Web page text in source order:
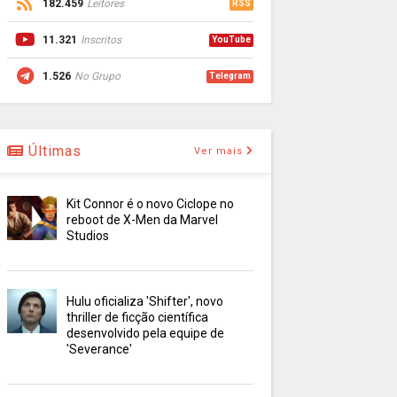
182.459 Leitores RSS
11.321 Inscritos YouTube
1.526 No Grupo Telegram
Últimas Ver mais
Kit Connor é o novo Ciclope no
reboot de X-Men da Marvel
Studios
Hulu oficializa 'Shifter', novo
thriller de ficção científica
desenvolvido pela equipe de
'Severance'